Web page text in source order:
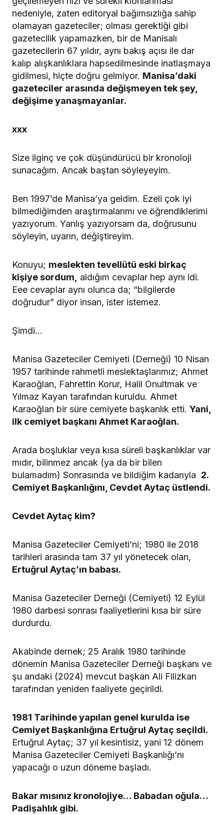
nedeniyle, zaten editoryal bağımsızlığa sahip
olamayan gazeteciler; olması gerektiği gibi
gazetecilik yapamazken, bir de Manisalı
gazetecilerin 67 yıldır, aynı bakış açısı ile dar
kalıp alışkanlıklara hapsedilmesinde inatlaşmaya
gidilmesi, hiçte doğru gelmiyor. Manisa’daki
gazeteciler arasında değişmeyen tek şey,
değişime yanaşmayanlar.
xxx
Size ilginç ve çok düşündürücü bir kronoloji
sunacağım. Ancak baştan söyleyeyim.
Ben 1997’de Manisa’ya geldim. Ezeli çok iyi
bilmediğimden araştırmalarımı ve öğrendiklerimi
yazıyorum. Yanlış yazıyorsam da, doğrusunu
söyleyin, uyarın, değiştireyim.
Konuyu; meslekten tevellütü eski birkaç
kişiye sordum,
aldığım cevaplar hep aynı idi.
Eee cevaplar aynı olunca da; “bilgilerde
doğrudur” diyor insan, ister istemez.
Şimdi…
Manisa Gazeteciler Cemiyeti (Derneği) 10 Nisan
1957 tarihinde rahmetli meslektaşlarımız; Ahmet
Karaoğlan, Fahrettin Korur, Halil Onultmak ve
Yılmaz Kayan tarafından kuruldu. Ahmet
Karaoğlan bir süre cemiyete başkanlık etti. Yani,
ilk cemiyet başkanı Ahmet Karaoğlan.
Arada boşluklar veya kısa süreli başkanlıklar var
mıdır, bilinmez ancak (ya da bir bilen
bulamadım) Sonrasında ve bildiğim kadarıyla 2.
Cemiyet Başkanlığını, Cevdet Aytaç üstlendi.
Cevdet Aytaç kim?
Manisa Gazeteciler Cemiyeti’ni; 1980 ile 2018
tarihleri arasında tam 37 yıl yönetecek olan,
Ertuğrul Aytaç’ın babası.
Manisa Gazeteciler Derneği (Cemiyeti) 12 Eylül
1980 darbesi sonrası faaliyetlerini kısa bir süre
durdurdu.
Akabinde dernek; 25 Aralık 1980 tarihinde
dönemin Manisa Gazeteciler Derneği başkanı ve
şu andaki (2024) mevcut başkan Ali Filizkan
tarafından yeniden faaliyete geçirildi.
1981 Tarihinde yapılan genel kurulda ise
Cemiyet Başkanlığına Ertuğrul Aytaç seçildi.
Ertuğrul Aytaç; 37 yıl kesintisiz, yani 12 dönem
Manisa Gazeteciler Cemiyeti Başkanlığı’nı
yapacağı o uzun döneme başladı.
Bakar mısınız kronolojiye… Babadan oğula…
Padişahlık gibi.